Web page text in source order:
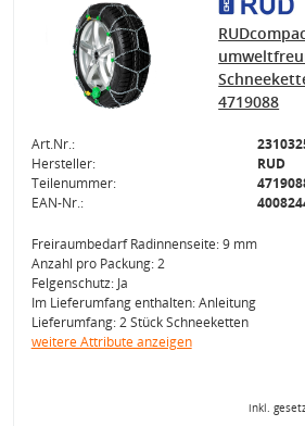
4719088
Art.Nr.:
Hersteller:
RUD
Teilenummer:
EAN-Nr.:
Freiraumbedarf Radinnenseite: 9 mm
Anzahl pro Packung: 2
Felgenschutz: Ja
Im Lieferumfang enthalten: Anleitung
Lieferumfang: 2 Stück Schneeketten
weitere Attribute anzeigen
inkl.